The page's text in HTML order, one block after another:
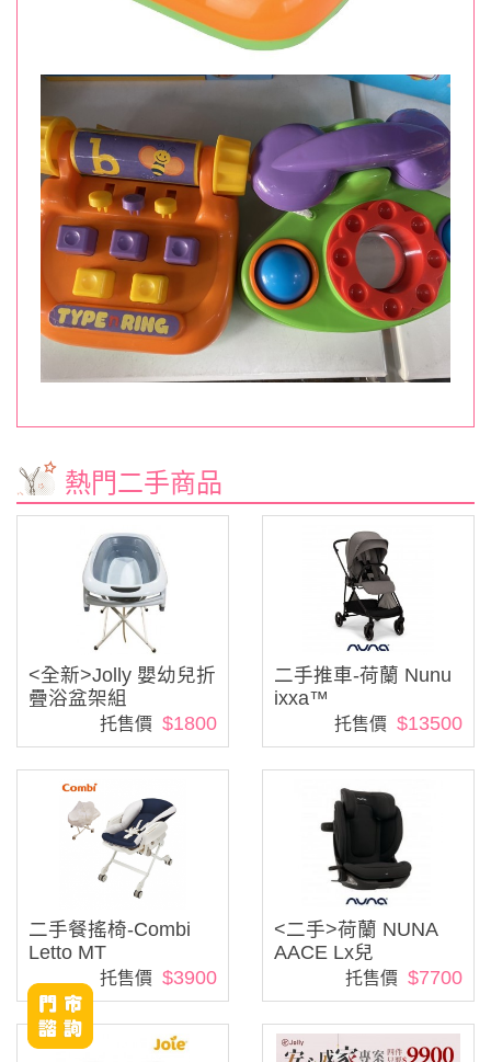
熱門二手商品
<全新>Jolly 嬰幼兒折
疊浴盆架組
托售價 $1800
二手推車-荷蘭 Nunu
ixxa™
托售價 $13500
二手餐搖椅-Combi
Letto MT
托售價 $3900
<二手>荷蘭 NUNA
AACE Lx兒
托售價 $7700